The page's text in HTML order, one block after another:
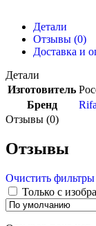
Детали
Отзывы (0)
Доставка и
Детали
Изготовитель
Бренд
Отзывы (0)
Отзывы
Очистить фильтры
Только с